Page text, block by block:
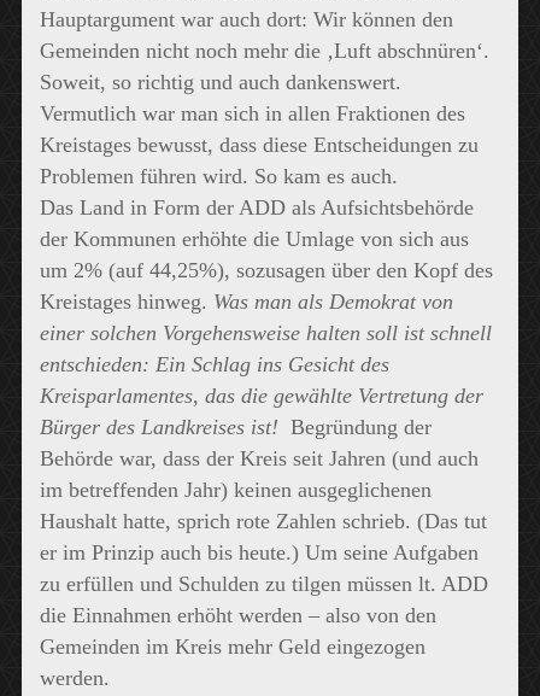
Hauptargument war auch dort: Wir können den
Gemeinden nicht noch mehr die ‚Luft abschnüren‘.
Soweit, so richtig und auch dankenswert.
Vermutlich war man sich in allen Fraktionen des
Kreistages bewusst, dass diese Entscheidungen zu
Problemen führen wird. So kam es auch.
Das Land in Form der ADD als Aufsichtsbehörde
der Kommunen erhöhte die Umlage von sich aus
um 2% (auf 44,25%), sozusagen über den Kopf des
Kreistages hinweg. Was man als Demokrat von
einer solchen Vorgehensweise halten soll ist schnell
entschieden: Ein Schlag ins Gesicht des
Kreisparlamentes, das die gewählte Vertretung der
Bürger des Landkreises ist! Begründung der
Behörde war, dass der Kreis seit Jahren (und auch
im betreffenden Jahr) keinen ausgeglichenen
Haushalt hatte, sprich rote Zahlen schrieb. (Das tut
er im Prinzip auch bis heute.) Um seine Aufgaben
zu erfüllen und Schulden zu tilgen müssen lt. ADD
die Einnahmen erhöht werden – also von den
Gemeinden im Kreis mehr Geld eingezogen
werden.